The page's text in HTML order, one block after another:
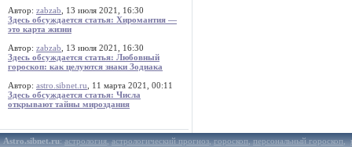
Автор: zabzab , 13 июля 2021, 16:30
Здесь обсуждается статья: Хиромантия —
это карта жизни
Автор: zabzab , 13 июля 2021, 16:30
Здесь обсуждается статья: Любовный
гороскоп: как целуются знаки Зодиака
Автор: astro.sibnet.ru , 11 марта 2021, 00:11
Здесь обсуждается статья: Числа
открывают тайны мироздания
Astro.sibnet.ru:астрология,астрологический прогноз,гороскоп,персональный гороскоп,